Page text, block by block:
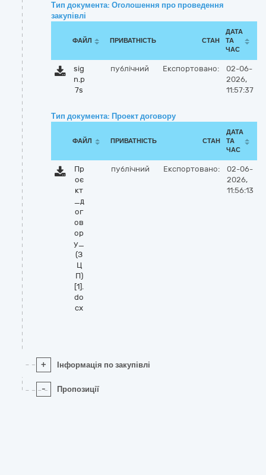
Тип документа: Оголошення про проведення
закупівлі
ФАЙЛ ПРИВАТНІСТЬ СТАН
ДАТА
ТА
ЧАС
sig
n.p
7s
публічний Експортовано:
02-06-
2026,
11:57:37
Тип документа: Проект договору
ФАЙЛ ПРИВАТНІСТЬ СТАН
ДАТА
ТА
ЧАС
Пр
оє
кт
_д
ог
ов
ор
у_
(З
Ц
П)
[1].
do
cx
публічний Експортовано:
02-06-
2026,
11:56:13
+ Інформація по закупівлі
- Пропозиції